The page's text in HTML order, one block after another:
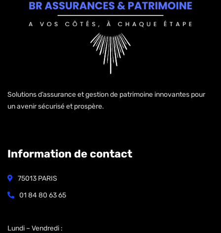
Solutions d’assurance et gestion de patrimoine innovantes pour
un avenir sécurisé et prospère.
Information de contact
75013 PARIS
01 84 80 63 65
Lundi – Vendredi :